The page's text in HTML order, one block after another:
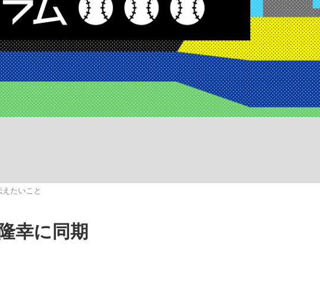
まま解散」WBC日本代表“敗戦”の真実 選手が明かす...
されているのが悲しい」『北の国から』倉本聰氏（91...
観る将棋、読む将棋
#内田有紀
#松田聖子
たいこと
幸に同期